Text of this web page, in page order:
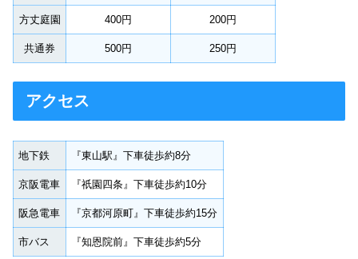
方丈庭園 400円 200円
共通券 500円 250円
アクセス
地下鉄 『東山駅』下車徒歩約8分
京阪電車 『祇園四条』下車徒歩約10分
阪急電車 『京都河原町』下車徒歩約15分
市バス 『知恩院前』下車徒歩約5分